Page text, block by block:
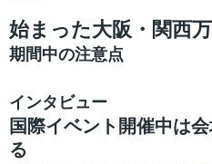
始まった大阪・関西
期間中の注意点
インタビュー
国際イベント開催中は
る